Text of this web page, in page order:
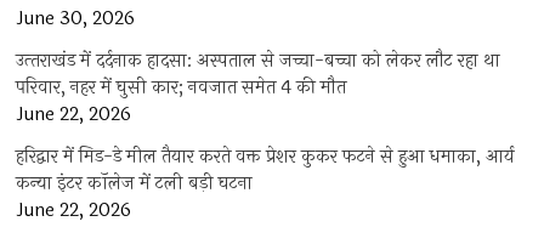
June 30, 2026
उत्‍तराखंड में दर्दनाक हादसा: अस्पताल से जच्चा-बच्चा को लेकर लौट रहा था
परिवार, नहर में घुसी कार; नवजात समेत 4 की मौत
June 22, 2026
हरिद्वार में मिड-डे मील तैयार करते वक्त प्रेशर कुकर फटने से हुआ धमाका, आर्य
कन्या इंटर कॉलेज में टली बड़ी घटना
June 22, 2026